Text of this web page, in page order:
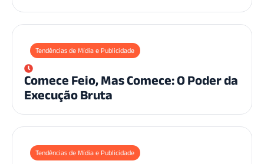
Tendências de Mídia e Publicidade
Comece Feio, Mas Comece: O Poder da
Execução Bruta
Tendências de Mídia e Publicidade